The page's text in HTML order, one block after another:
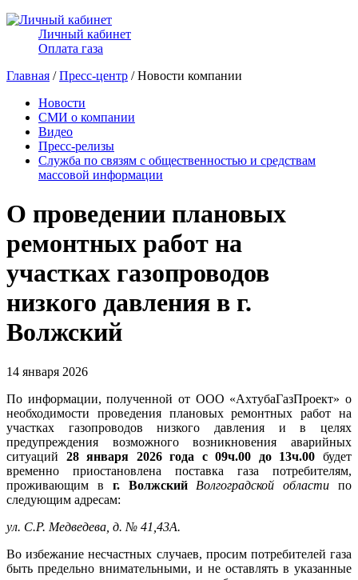
Личный кабинет
Оплата газа
Главная /Пресс-центр / Новости компании
Новости
СМИ о компании
Видео
Пресс-релизы
Служба по связям с общественностью и средствам
массовой информации
О проведении плановых
ремонтных работ на
участках газопроводов
низкого давления в г.
Волжский
14 января 2026
По информации, полученной от ООО «АхтубаГазПроект» о
необходимости проведения плановых ремонтных работ на
участках газопроводов низкого давления и в целях
предупреждения возможного возникновения аварийных
ситуаций 28 января 2026 года с 09ч.00 до 13ч.00 будет
временно приостановлена поставка газа потребителям,
проживающим в г. Волжский Волгоградской области по
следующим адресам:
ул. С.Р. Медведева, д. № 41,43А.
Во избежание несчастных случаев, просим потребителей газа
быть предельно внимательными, и не оставлять в указанные